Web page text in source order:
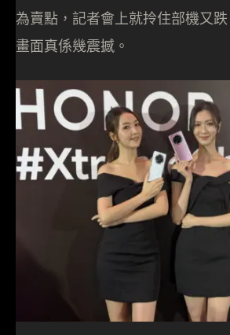
為賣點，記者會上就拎住部機又跌
畫面真係幾震撼。